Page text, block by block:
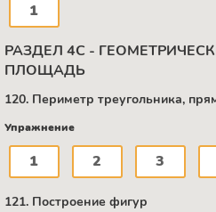
1
РАЗДЕЛ 4С -
ПЛОЩАДЬ
120. Периметр треугольника,
Упражнение
1 2 3
121. Построение фигур